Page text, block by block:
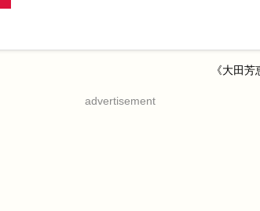
《大田芳
advertisement